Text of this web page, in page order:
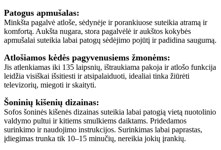
Patogus apmušalas:
Minkšta pagalvė atloše, sėdynėje ir porankiuose suteikia atramą ir
komfortą. Aukšta nugara, stora pagalvėlė ir aukštos kokybės
apmušalai suteikia labai patogų sėdėjimo pojūtį ir padidina saugumą.
Atlošiamos kėdės pagyvenusiems žmonėms:
Jis atlenkiamas iki 135 laipsnių, ištraukiama pakoja ir atlošo funkcija
leidžia visiškai išsitiesti ir atsipalaiduoti, idealiai tinka žiūrėti
televizorių, miegoti ir skaityti.
Šoninių kišenių dizainas:
Sofos šoninės kišenės dizainas suteikia labai patogią vietą nuotolinio
valdymo pultui ir kitiems smulkiems daiktams. Pridedamos
surinkimo ir naudojimo instrukcijos. Surinkimas labai paprastas,
įdiegimas trunka tik 10–15 minučių, nereikia jokių įrankių.